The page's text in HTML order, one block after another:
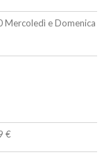
Mercoledì e Domenica
€